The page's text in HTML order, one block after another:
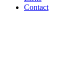
Contact